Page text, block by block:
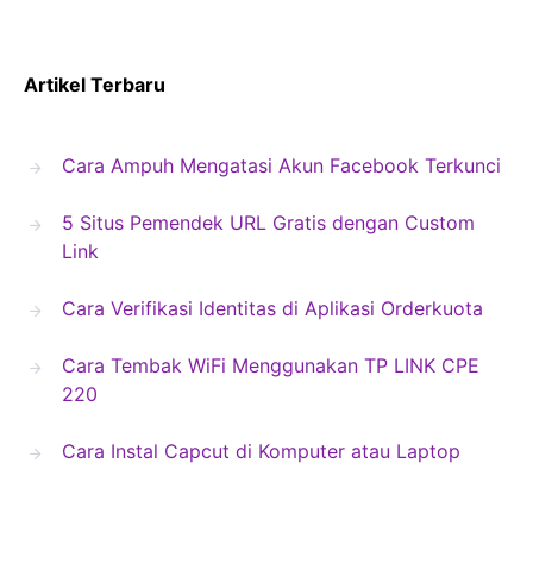
Artikel Terbaru
Cara Ampuh Mengatasi Akun Facebook Terkunci
5 Situs Pemendek URL Gratis dengan Custom
Link
Cara Verifikasi Identitas di Aplikasi Orderkuota
Cara Tembak WiFi Menggunakan TP LINK CPE
220
Cara Instal Capcut di Komputer atau Laptop